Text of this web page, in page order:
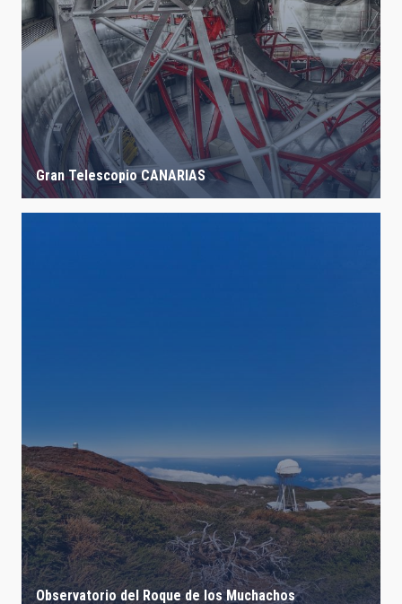
Gran Telescopio CANARIAS
Observatorio del Roque de los Muchachos